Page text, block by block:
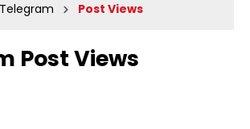
Telegram Post Views
Post Views